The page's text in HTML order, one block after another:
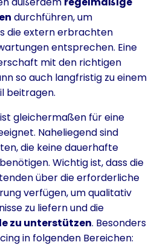
durchführen, um
die extern erbrachten
entsprechen. Eine
mit den richtigen
so auch langfristig zu einem
beitragen.
gleichermaßen für eine
Naheliegend sind
die keine dauerhafte
Wichtig ist, dass die
über die erforderliche
verfügen, um qualitativ
zu liefern und die
zu unterstützen. Besonders
in folgenden Bereichen: